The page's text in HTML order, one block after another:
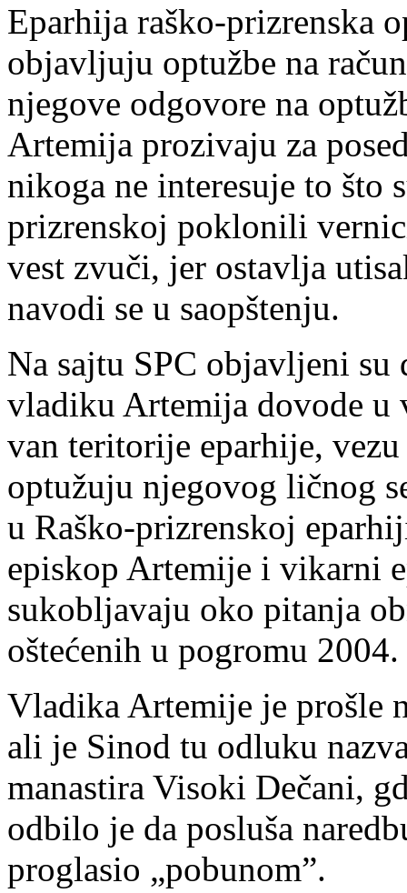
Eparhija raško-prizrenska
objavljuju optužbe na
njegove odgovore na
Artemija prozivaju za
nikoga ne interesuje to što
prizrenskoj poklonili
vest zvuči, jer ostavlja
navodi se u saopštenju.
Na sajtu SPC objavljeni
vladiku Artemija dovode u
van teritorije eparhije,
optužuju njegovog ličnog
u Raško-prizrenskoj
episkop Artemije i vikarni
sukobljavaju oko pitanja
oštećenih u pogromu
Vladika Artemije je prošle
ali je Sinod tu odluku
manastira Visoki Dečani,
odbilo je da posluša
proglasio „pobunom”.